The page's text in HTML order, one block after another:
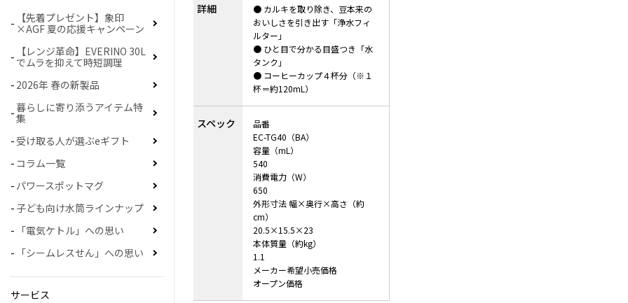
詳細
スペック
● カルキを取り除き、豆本来の
おいしさを引き出す「浄水フィ
ルター」
● ひと目で分かる目盛つき「水
タンク」
● コーヒーカップ４杯分（※１
杯＝約120mL）
品番
EC-TG40（BA）
容量（mL）
540
消費電力（W）
650
外形寸法 幅×奥行×高さ（約
cm）
20.5×15.5×23
本体質量（約kg）
1.1
メーカー希望小売価格
オープン価格
【先着プレゼント】象印
×AGF 夏の応援キャンペーン
【レンジ革命】EVERINO 30L
でムラを抑えて時短調理
2026年 春の新製品
暮らしに寄り添うアイテム特
集
受け取る人が選ぶeギフト
コラム一覧
パワースポットマグ
子ども向け水筒ラインナップ
「電気ケトル」への思い
「シームレスせん」への思い
サービス